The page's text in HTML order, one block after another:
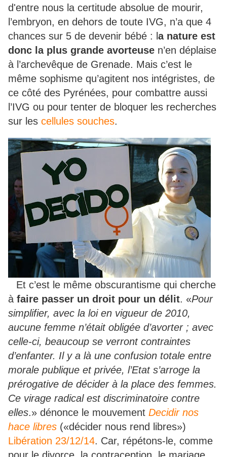
d'entre nous la certitude absolue de mourir,
l’embryon, en dehors de toute IVG, n’a que 4
chances sur 5 de devenir bébé : l a nature est
donc la plus grande avorteuse n’en déplaise
à l’archevêque de Grenade. Mais c’est le
même sophisme qu’agitent nos intégristes, de
ce côté des Pyrénées, pour combattre aussi
l’IVG ou pour tenter de bloquer les recherches
sur les cellules souches.
Et c’est le même obscurantisme qui cherche
à faire passer un droit pour un délit. «Pour
simplifier, avec la loi en vigueur de 2010,
aucune femme n’était obligée d’avorter ; avec
celle-ci, beaucoup se verront contraintes
d’enfanter. Il y a là une confusion totale entre
morale publique et privée, l’Etat s’arroge la
prérogative de décider à la place des femmes.
Ce virage radical est discriminatoire contre
elles.» dénonce le mouvement Decidir nos
hace libres («décider nous rend libres»)
Libération 23/12/14. Car, répétons-le, comme